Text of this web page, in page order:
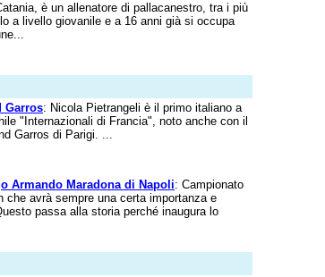
è un allenatore di pallacanestro, tra i più
a livello giovanile e a 16 anni già si occupa
Garros: Nicola Pietrangeli è il primo italiano a
"Internazionali di Francia", noto anche con il
Garros di Parigi. ...
Armando Maradona di Napoli: Campionato
avrà sempre una certa importanza e
passa alla storia perché inaugura lo